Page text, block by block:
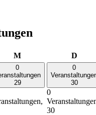
MMittwoch D
0
29
0
30
0
30